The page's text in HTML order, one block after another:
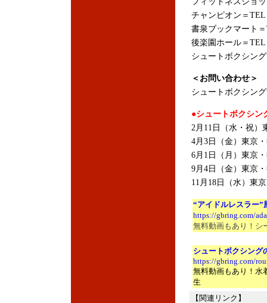
チャンピオン＝TEL
書泉ブックマート
後楽園ホール＝TEL
シュートボクシン
＜お問い合わせ＞
シュートボクシン
●シュートボクシン
2月11日（水・祝）
4月3日（金）東京
6月1日（月）東京
9月4日（金）東京
11月18日（水）東
“アイドルレスラー”
https://gbring.com/
無料動画もあり！シ
シュートボクシング
https://gbring.com/
無料動画もあり！水
生
【関連リンク】